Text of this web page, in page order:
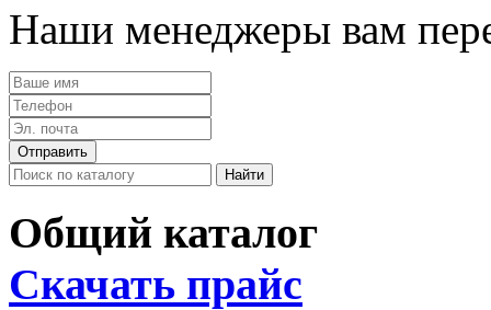
Наши менеджеры вам
Общий каталог
Скачать прайс